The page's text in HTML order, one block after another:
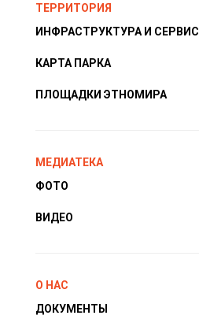
ТЕРРИТОРИЯ
ИНФРАСТРУКТУРА И СЕРВИС
КАРТА ПАРКА
ПЛОЩАДКИ ЭТНОМИРА
МЕДИАТЕКА
ФОТО
ВИДЕО
О НАС
ДОКУМЕНТЫ